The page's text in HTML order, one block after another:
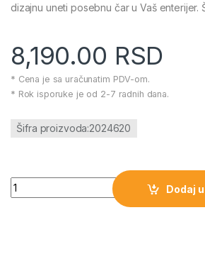
dizajnu uneti posebnu čar u Vaš enterijer.
8,190.00 RSD
* Cena je sa uračunatim PDV-om.
* Rok isporuke je od 2-7 radnih dana.
Šifra proizvoda:2024620
LED lampa Pearl količina
Dodaj